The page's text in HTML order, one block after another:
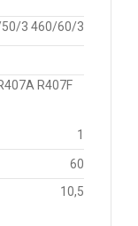
3 460/60/3
R407F
1
60
10,5